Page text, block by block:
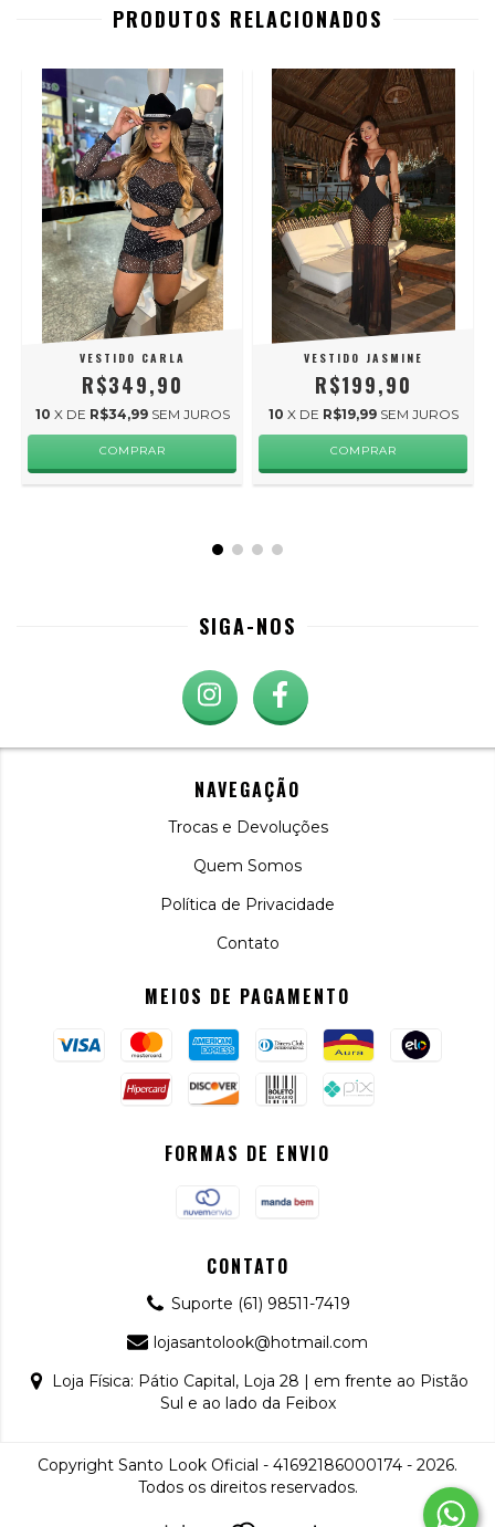
PRODUTOS RELACIONADOS
VESTIDO CARLA
R$349,90
10 X DE R$34,99 SEM JUROS
COMPRAR
VESTIDO JASMINE
R$199,90
10 X DE R$19,99 SEM JUROS
COMPRAR
SIGA-NOS
NAVEGAÇÃO
Trocas e Devoluções
Quem Somos
Política de Privacidade
Contato
MEIOS DE PAGAMENTO
FORMAS DE ENVIO
CONTATO
Suporte (61) 98511-7419
lojasantolook@hotmail.com
Loja Física: Pátio Capital, Loja 28 | em frente ao Pistão
Sul e ao lado da Feibox
Copyright Santo Look Oficial - 41692186000174 - 2026.
Todos os direitos reservados.